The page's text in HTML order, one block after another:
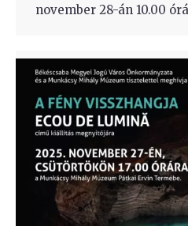
november 28-án 10.00